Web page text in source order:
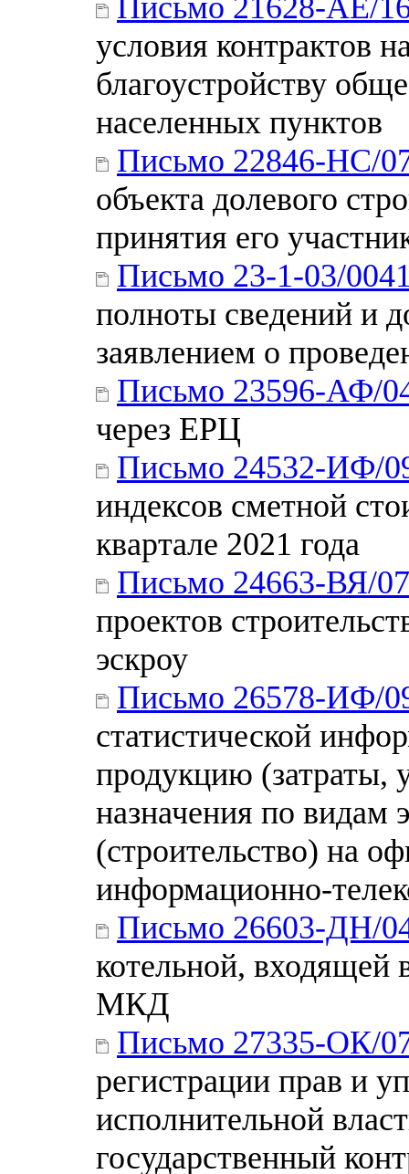
условия контрактов
благоустройству
населенных пунктов
Письмо 22846-НС/
объекта долевого
принятия его
Письмо 23-1-03/
полноты сведений и
заявлением о
Письмо 23596-АФ/
через ЕРЦ
Письмо 24532-ИФ/
индексов сметной
квартале 2021 года
Письмо 24663-ВЯ/07
проектов
эскроу
Письмо 26578-ИФ/
статистической
продукцию (затраты,
назначения по видам
(строительство) на
информационно-
Письмо 26603-ДН/
котельной, входящей
МКД
Письмо 27335-ОК/
регистрации прав и
исполнительной
государственный